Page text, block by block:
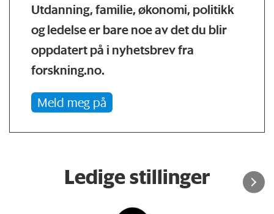
Utdanning, familie, økonomi, politikk
og ledelse er bare noe av det du blir
oppdatert på i nyhetsbrev fra
forskning.no.
Meld meg på
Ledige stillinger